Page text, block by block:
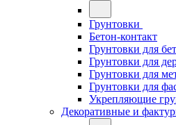
Грунтовки
Бетон-контакт
Грунтовки для
Грунтовки для
Грунтовки для
Грунтовки для
Укрепляющие
Декоративные и